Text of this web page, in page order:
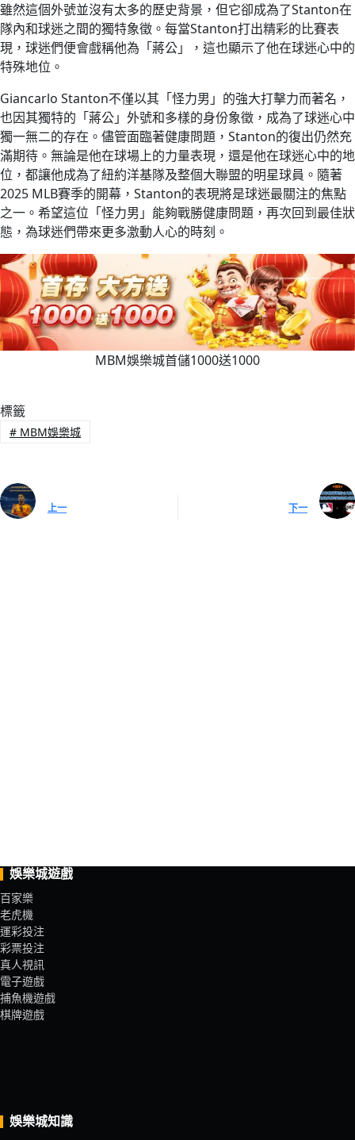
雖然這個外號並沒有太多的歷史背景，但它卻成為了Stanton在
隊內和球迷之間的獨特象徵。每當Stanton打出精彩的比賽表
現，球迷們便會戲稱他為「蔣公」，這也顯示了他在球迷心中的
特殊地位。
Giancarlo Stanton不僅以其「怪力男」的強大打擊力而著名，
也因其獨特的「蔣公」外號和多樣的身份象徵，成為了球迷心中
獨一無二的存在。儘管面臨著健康問題，Stanton的復出仍然充
滿期待。無論是他在球場上的力量表現，還是他在球迷心中的地
位，都讓他成為了紐約洋基隊及整個大聯盟的明星球員。隨著
2025 MLB賽季的開幕，Stanton的表現將是球迷最關注的焦點
之一。希望這位「怪力男」能夠戰勝健康問題，再次回到最佳狀
態，為球迷們帶來更多激動人心的時刻。
MBM娛樂城首儲1000送1000
標籤
#MBM娛樂城
上一 下一
娛樂城遊戲
百家樂
老虎機
運彩投注
彩票投注
真人視訊
電子遊戲
捕魚機遊戲
棋牌遊戲
娛樂城知識